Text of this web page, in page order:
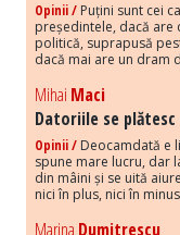
Opinii / Puțini sunt cei
președintele, dacă are
politică, suprapusă
dacă mai are un dram
Mihai Maci
Datoriile se plătesc
Opinii / Deocamdată e
spune mare lucru, dar
din mâini și se uită
nici în plus, nici în
Marina Dumitrescu